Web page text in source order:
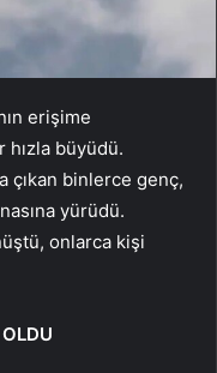
erişime
büyüdü.
çıkan binlerce genç,
yürüdü.
onlarca kişi